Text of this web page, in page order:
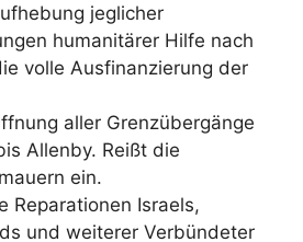
jeglicher
humanitärer Hilfe nach
volle Ausfinanzierung der
aller Grenzübergänge
Allenby. Reißt die
ein.
Reparationen Israels,
und weiterer Verbündeter